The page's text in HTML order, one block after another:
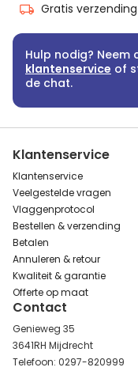
Gratis
Hulp nodig?
klantenservice of
de chat.
Klantenservice
Klantenservice
Veelgestelde vragen
Vlaggenprotocol
Bestellen & verzending
Betalen
Annuleren & retour
Kwaliteit & garantie
Offerte op maat
Contact
Genieweg 35
3641RH Mijdrecht
Telefoon: 0297-820999